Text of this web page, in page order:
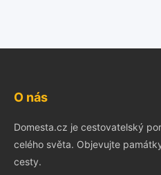
O nás
Domesta.cz je cestovatelský
celého světa. Objevujte
cesty.